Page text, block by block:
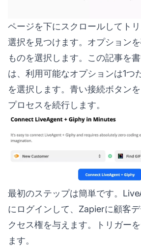
ページを下にスクロールしてト
選択を見つけます。オプション
ものを選択します。この記事を
は、利用可能なオプションは1つ
を選択します。青い接続ボタン
プロセスを続行します。
最初のステップは簡単です。
にログインして、Zapierに顧客
クセス権を与えます。トリガー
ます。